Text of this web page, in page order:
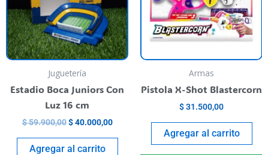
Juguetería
Estadio Boca Juniors Con
Luz 16 cm
$59.900,00 $40.000,00
Agregar al carrito
Armas
Pistola X-Shot Blastercorn
$31.500,00
Agregar al carrito